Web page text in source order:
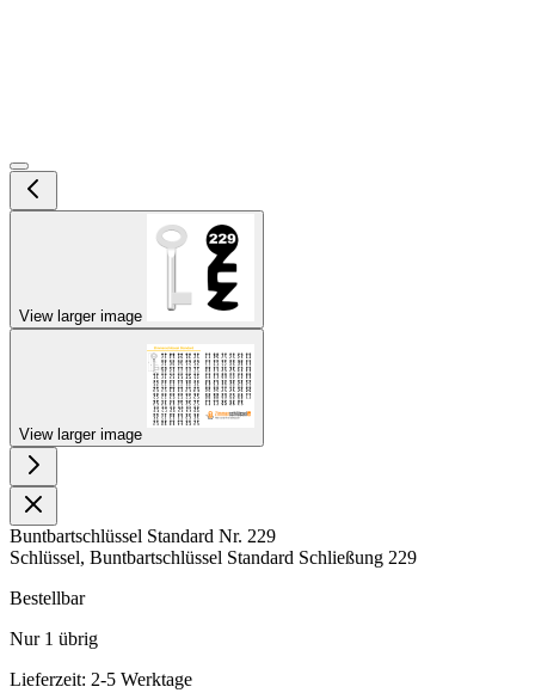
View larger image
View larger image
Buntbartschlüssel Standard Nr. 229
Schlüssel, Buntbartschlüssel Standard Schließung 229
Bestellbar
Nur 1 übrig
Lieferzeit: 2-5 Werktage